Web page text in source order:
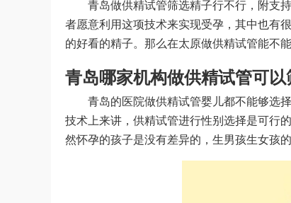
青岛做供精试管筛选精子行不行，附支
者愿意利用这项技术来实现受孕，其中也有
的好看的精子。那么在太原做供精试管能不
青岛哪家机构做供精试管可以
青岛的医院做供精试管婴儿都不能够选
技术上来讲，供精试管进行性别选择是可行
然怀孕的孩子是没有差异的，生男孩生女孩